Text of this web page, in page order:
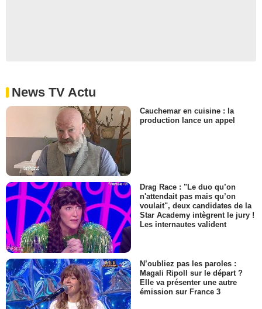
News TV Actu
Cauchemar en cuisine : la
production lance un appel
Drag Race : "Le duo qu’on
n'attendait pas mais qu’on
voulait", deux candidates de la
Star Academy intègrent le jury !
Les internautes valident
N’oubliez pas les paroles :
Magali Ripoll sur le départ ?
Elle va présenter une autre
émission sur France 3